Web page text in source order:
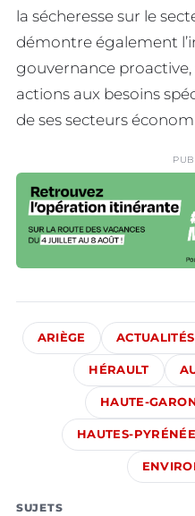
la sécheresse sur le
démontre également
gouvernance proactive,
actions aux besoins
de ses secteurs
ARIÈGE ACTUALITÉS
HÉRAULT
HAUTE-
HAUTES-
SUJETS